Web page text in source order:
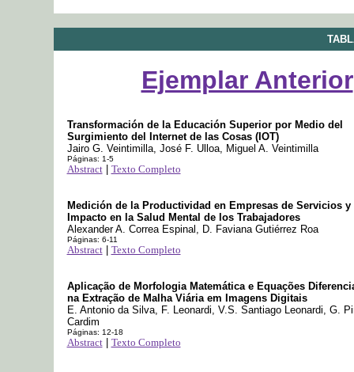
Ejemplar Anterior
Transformación de la Educación Superior por Medio del
Surgimiento del Internet de las Cosas (IOT)
Jairo G. Veintimilla, José F. Ulloa, Miguel A. Veintimilla
Páginas: 1-5
Abstract| Texto Completo
Medición de la Productividad en Empresas de Servicios y
Impacto en la Salud Mental de los Trabajadores
Alexander A. Correa Espinal, D. Faviana Gutiérrez Roa
Páginas: 6-11
Abstract| Texto Completo
Aplicação de Morfologia Matemática e Equações
na Extração de Malha Viária em Imagens Digitais
E. Antonio da Silva, F. Leonardi, V.S. Santiago Leonardi, G.
Cardim
Páginas: 12-18
Abstract| Texto Completo